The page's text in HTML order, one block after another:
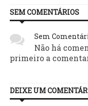
SEM COMENTÁRIOS
Sem
Não há
primeiro a
DEIXE UM